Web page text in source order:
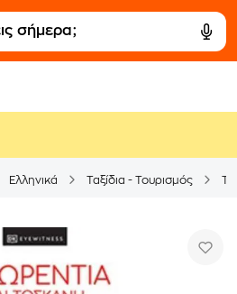
Ελληνικά Ταξίδια - Τουρισμός